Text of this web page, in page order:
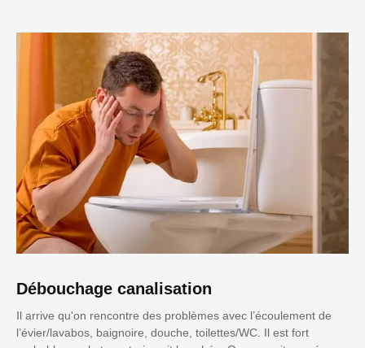
Débouchage canalisation
Il arrive qu'on rencontre des problèmes avec l’écoulement de
l’évier/lavabos, baignoire, douche, toilettes/WC. Il est fort